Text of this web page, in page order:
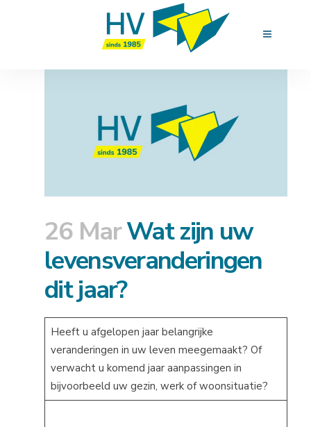
26 MarWat zijn uw
levensveranderingen
dit jaar?
Heeft u afgelopen jaar belangrijke
veranderingen in uw leven meegemaakt? Of
verwacht u komend jaar aanpassingen in
bijvoorbeeld uw gezin, werk of woonsituatie?